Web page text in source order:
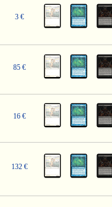
3 €
85 €
16 €
132 €